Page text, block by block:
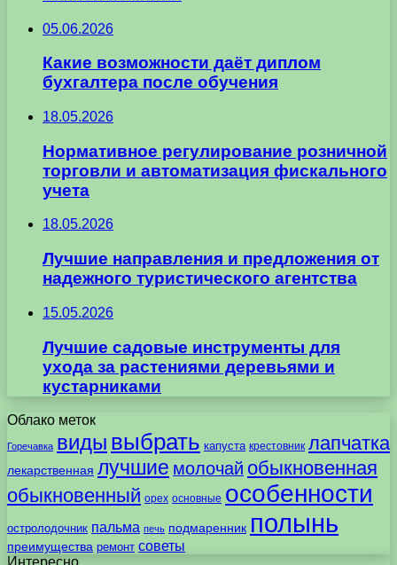
05.06.2026
Какие возможности даёт диплом
бухгалтера после обучения
18.05.2026
Нормативное регулирование розничной
торговли и автоматизация фискального
учета
18.05.2026
Лучшие направления и предложения от
надежного туристического агентства
15.05.2026
Лучшие садовые инструменты для
ухода за растениями деревьями и
кустарниками
Облако меток
Горечавка виды выбрать капуста крестовник лапчатка
лекарственная лучшие молочай обыкновенная
обыкновенный орех основные особенности
остролодочник пальма печь подмаренник полынь
преимущества ремонт советы